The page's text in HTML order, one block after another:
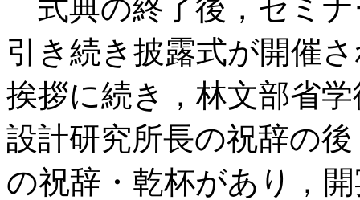
式典の終了後，セミ
引き続き披露式が開催
挨拶に続き，林文部省
設計研究所長の祝辞の
の祝辞・乾杯があり，